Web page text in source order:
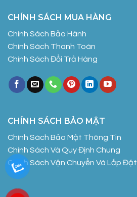
CHÍNH SÁCH MUA HÀNG
Chính Sách Bảo Hành
Chính Sách Thanh Toán
Chính Sách Đổi Trả Hàng
CHÍNH SÁCH BẢO MẬT
Chính Sách Bảo Mật Thông Tin
Chính Sách Và Quy Định Chung
Chính Sách Vận Chuyển Và Lắp Đặt